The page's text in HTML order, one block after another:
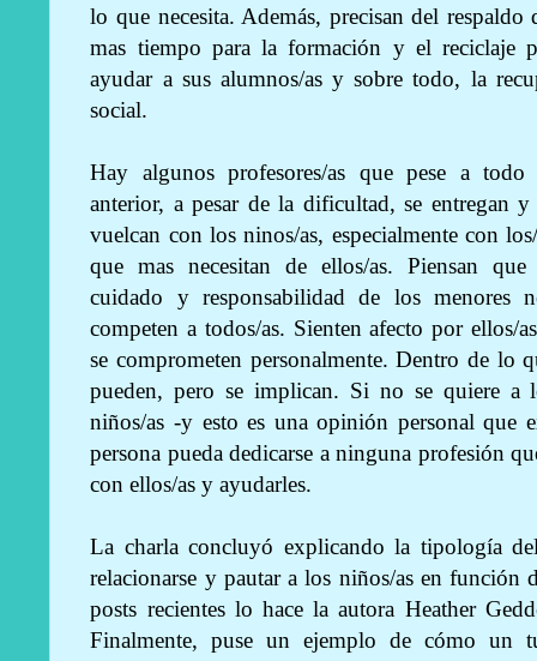
lo que necesita. Además, precisan del
mas tiempo para la formación y el reciclaje
ayudar a sus alumnos/as y sobre todo, la
social.
Hay algunos profesores/as que pese a
anterior, a pesar de la dificultad, se entregan y
vuelcan con los ninos/as, especialmente con
que mas necesitan de ellos/as. Piensan
cuidado y responsabilidad de los menores
competen a todos/as. Sienten afecto por ellos/
se comprometen personalmente. Dentro de lo
pueden, pero se implican. Si no se quiere a
niños/as -y esto es una opinión personal que
persona pueda dedicarse a ninguna profesión
con ellos/as y ayudarles.
La charla concluyó explicando la tipología
relacionarse y pautar a los niños/as en función
posts recientes lo hace la autora Heather
Finalmente, puse un ejemplo de cómo un